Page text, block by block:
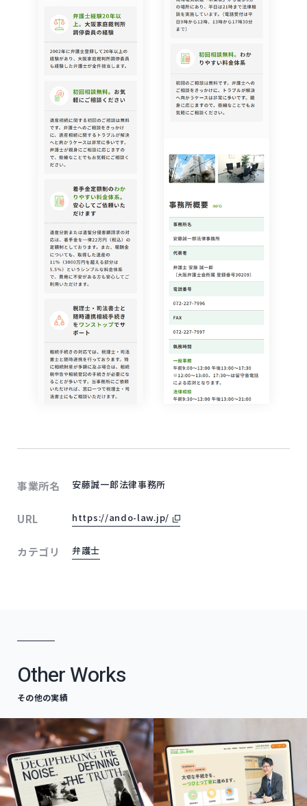
事業所名 安藤誠一郎法律事務所
URL https://ando-law.jp/ 外部サイトにリンクします
カテゴリ 弁護士
Other Works
その他の実績